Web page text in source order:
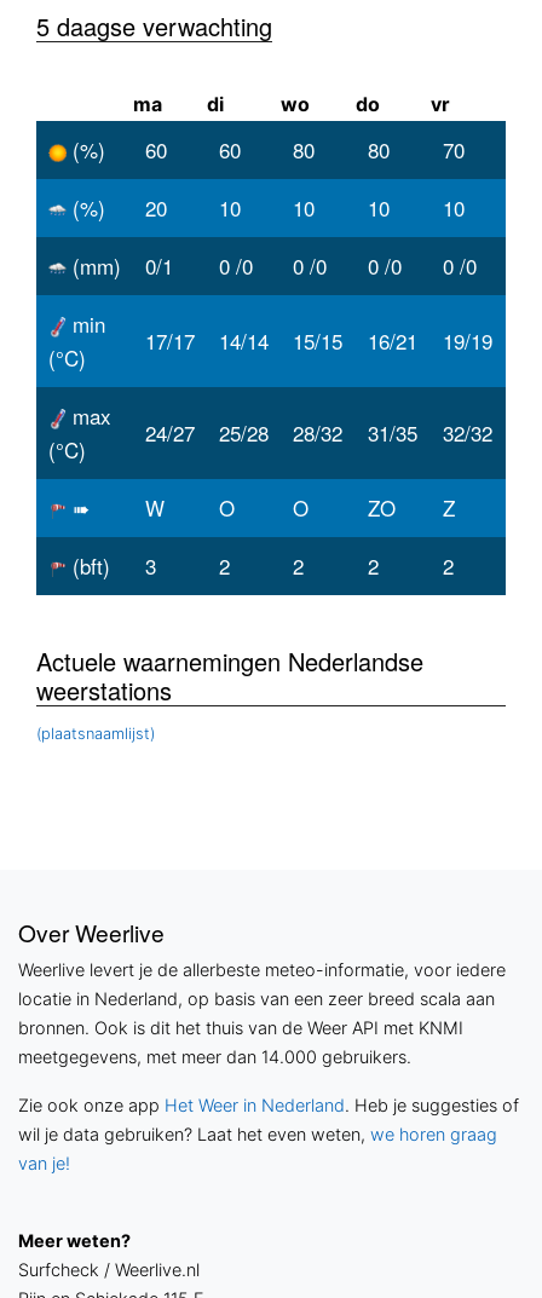
5 daagse verwachting
ma di wo do vr
(%) 60 60 80 80
70
(%)
20 10 10 10
10
(mm)
0/1 0 /0 0 /0 0 /0
0 /0
min
(°C)
17/17 14/14 15/15 16/21 19/19
max
(°C)
24/27 25/28 28/32 31/35 32/32
➠ W O O ZO
Z
(bft)
3 2 2 2 2
Actuele waarnemingen Nederlandse
weerstations
(plaatsnaamlijst)
Over Weerlive
Weerlive levert je de allerbeste meteo-informatie, voor iedere
locatie in Nederland, op basis van een zeer breed scala aan
bronnen. Ook is dit het thuis van de Weer API met KNMI
meetgegevens, met meer dan 14.000 gebruikers.
Zie ook onze app Het Weer in Nederland. Heb je suggesties of
wil je data gebruiken? Laat het even weten, we horen graag
van je!
Meer weten?
Surfcheck / Weerlive.nl